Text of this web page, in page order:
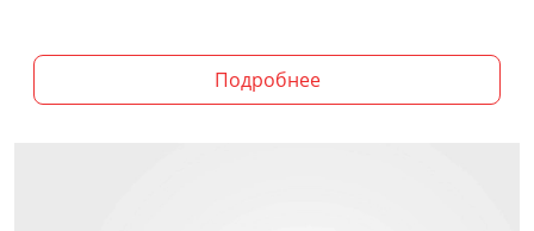
Подробнее